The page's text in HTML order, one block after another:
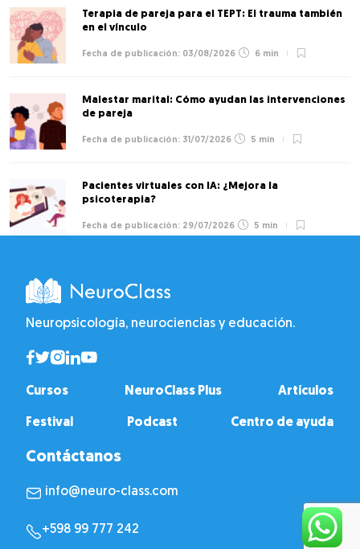
Terapia de pareja para el TEPT: El trauma también
en el vínculo
03/08/2026 6 min
Malestar marital: Cómo ayudan las intervenciones
de pareja
31/07/2026 5 min
Pacientes virtuales con IA: ¿Mejora la
psicoterapia?
29/07/2026 5 min
Neuropsicología, neurociencias y educación.
Cursos NeuroClass Plus Artículos
Festival Podcast Centro de ayuda
Contáctanos
info@neuro-class.com
+598 99 777 242